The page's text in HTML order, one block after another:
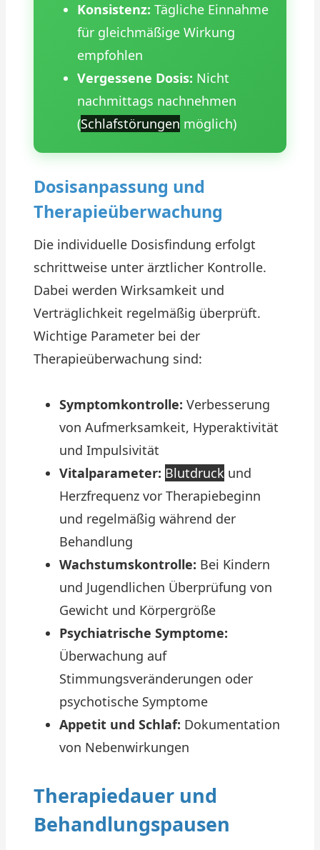
Konsistenz: Tägliche Einnahme
für gleichmäßige Wirkung
empfohlen
Vergessene Dosis: Nicht
nachmittags nachnehmen
(Schlafstörungen möglich)
Dosisanpassung und
Therapieüberwachung
Die individuelle Dosisfindung erfolgt
schrittweise unter ärztlicher Kontrolle.
Dabei werden Wirksamkeit und
Verträglichkeit regelmäßig überprüft.
Wichtige Parameter bei der
Therapieüberwachung sind:
Symptomkontrolle: Verbesserung
von Aufmerksamkeit, Hyperaktivität
und Impulsivität
Vitalparameter: Blutdruck und
Herzfrequenz vor Therapiebeginn
und regelmäßig während der
Behandlung
Wachstumskontrolle: Bei Kindern
und Jugendlichen Überprüfung von
Gewicht und Körpergröße
Psychiatrische Symptome:
Überwachung auf
Stimmungsveränderungen oder
psychotische Symptome
Appetit und Schlaf: Dokumentation
von Nebenwirkungen
Therapiedauer und
Behandlungspausen